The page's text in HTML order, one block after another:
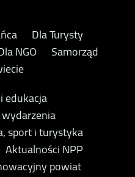
Dla Turysty
NGO
Samorząd
edukacja
sport i turystyka
Aktualności NPP
powiat